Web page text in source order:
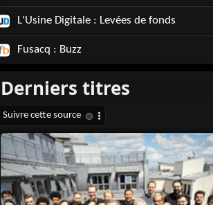
L'Usine Digitale : Levées de fonds
Fusacq : Buzz